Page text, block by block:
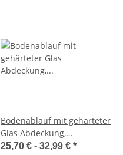
Bodenablauf mit gehärteter
Glas Abdeckung,
Edelstahlrahmen
25,70 € - 32,99 € *